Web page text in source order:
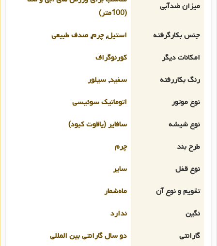
میزان ضدآبی
(100متر)
جنس بکارگرفته
استیل,چرم, صدف طبیعی
امکانات دیگر
کورنوگراف
رنگ بکاررفته
سفید, سیلور
نوع موتور
اتوماتیک سوئیسی
نوع شیشه
سافایر (یاقوت کبود)
طرح بند
چرم
نوع قفل
سایر
تقویم و نوع آن
ماه‌شمار
نگین
ندارد
گارانتی
دو سال گارانتی بین المللی